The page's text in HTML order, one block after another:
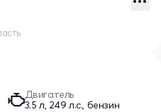
Двигатель
3.5 л, 249 л.с., бензин